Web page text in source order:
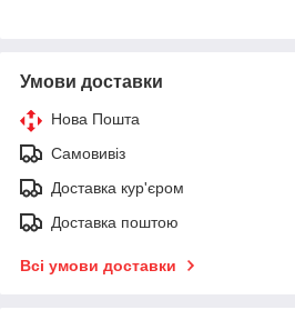
Умови доставки
Нова Пошта
Самовивіз
Доставка кур'єром
Доставка поштою
Всі умови доставки